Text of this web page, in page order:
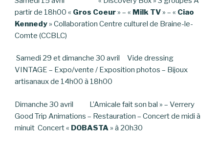
partir de 18h00 « Gros Coeur » – « Milk TV » – « Ciao
Kennedy » Collaboration Centre culturel de Braine-le-
Comte (CCBLC)
Samedi 29 et dimanche 30 avril Vide dressing
VINTAGE – Expo/vente / Exposition photos – Bijoux
artisanaux de 14h00 à 18h00
Dimanche 30 avril L’Amicale fait son bal » – Verrery
Good Trip Animations – Restauration – Concert de midi à
minuit Concert « DOBASTA » à 20h30